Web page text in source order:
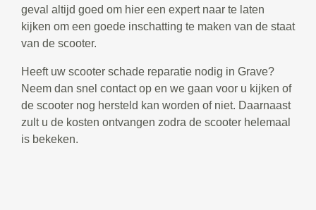
geval altijd goed om hier een expert naar te laten
kijken om een goede inschatting te maken van de staat
van de scooter.
Heeft uw scooter schade reparatie nodig in Grave?
Neem dan snel contact op en we gaan voor u kijken of
de scooter nog hersteld kan worden of niet. Daarnaast
zult u de kosten ontvangen zodra de scooter helemaal
is bekeken.